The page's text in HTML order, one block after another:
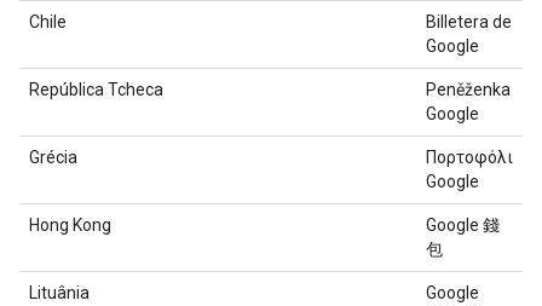
Chile
Billetera de
Google
República Tcheca
Peněženka
Google
Grécia
Πορτοφόλι
Google
Hong Kong
Google 錢
包
Lituânia
Google